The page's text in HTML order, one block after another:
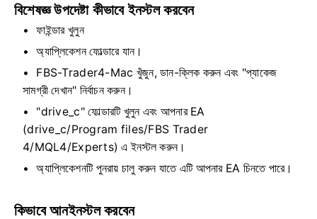
বিশেষজ্ঞ উপদেষ্টা কীভাবে ইনস্টল করবেন
ফাইন্ডার খুলুন
অ্যাপ্লিকেশন ফোল্ডারে যান।
FBS-Trader4-Mac খুঁজুন, ডান-ক্লিক করুন এবং "প্যাকেজ
সামগ্রী দেখান" নির্বাচন করুন।
"drive_c" ফোল্ডারটি খুলুন এবং আপনার EA
(drive_c/Program files/FBS Trader
4/MQL4/Experts) এ ইনস্টল করুন।
অ্যাপ্লিকেশনটি পুনরায় চালু করুন যাতে এটি আপনার EA চিনতে পারে।
কিভাবে আনইনস্টল করবেন